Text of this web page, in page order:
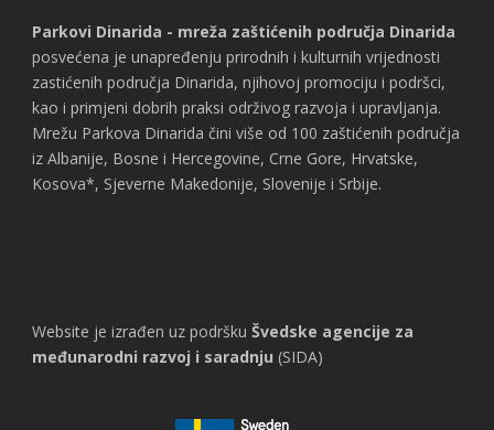
Parkovi Dinarida - mreža zaštićenih područja Dinarida
posvećena je unapređenju prirodnih i kulturnih vrijednosti
zastićenih područja Dinarida, njihovoj promociju i podršci,
kao i primjeni dobrih praksi održivog razvoja i upravljanja.
Mrežu Parkova Dinarida čini više od 100 zaštićenih područja
iz Albanije, Bosne i Hercegovine, Crne Gore, Hrvatske,
Kosova*, Sjeverne Makedonije, Slovenije i Srbije.
Website je izrađen uz podršku Švedske agencije za
međunarodni razvoj i saradnju (SIDA)